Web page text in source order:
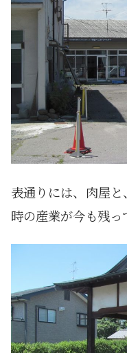
表通りには、肉屋
時の産業が今も残っ